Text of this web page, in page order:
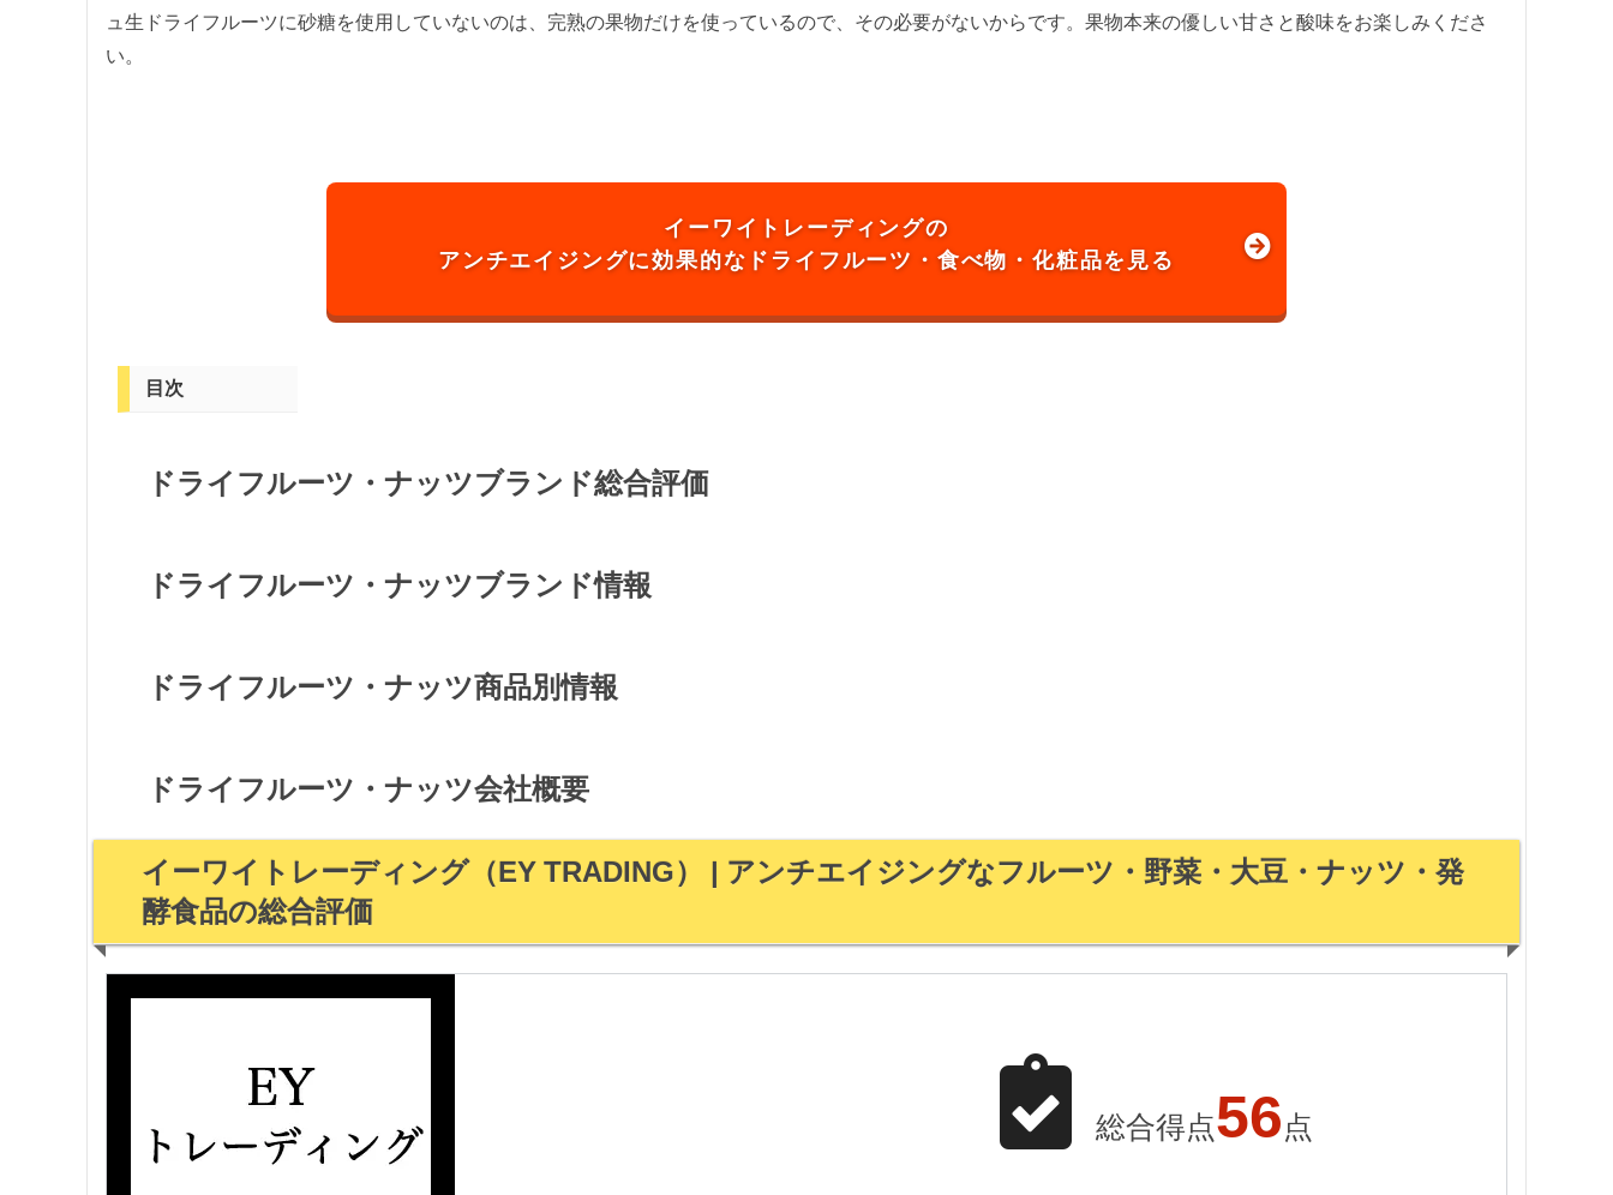
ュ生ドライフルーツに砂糖を使⽤していないのは、完熟の果物だけを使っているので、その必要がないからです。果物本来の優しい⽢さと酸味をお楽しみくださ
い。
イーワイトレーディングの
アンチエイジングに効果的なドライフルーツ・食べ物・化粧品を見る
目次
ドライフルーツ・ナッツブランド総合評価
ドライフルーツ・ナッツブランド情報
ドライフルーツ・ナッツ商品別情報
ドライフルーツ・ナッツ会社概要
イーワイトレーディング（EY TRADING） | アンチエイジングなフルーツ・野菜・大豆・ナッツ・発
酵食品の総合評価
総合得点56 点